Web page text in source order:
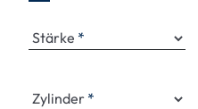
Stärke
Zylinder